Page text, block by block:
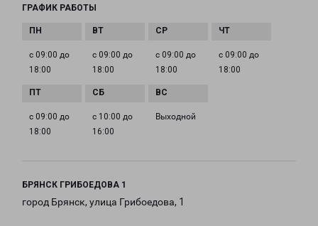
ГРАФИК РАБОТЫ
с 09:00 до
18:00
с 09:00 до
18:00
с 09:00 до
18:00
с 09:00 до
18:00
с 09:00 до
18:00
с 10:00 до
16:00
Выходной
БРЯНСК ГРИБОЕДОВА 1
город Брянск, улица Грибоедова, 1